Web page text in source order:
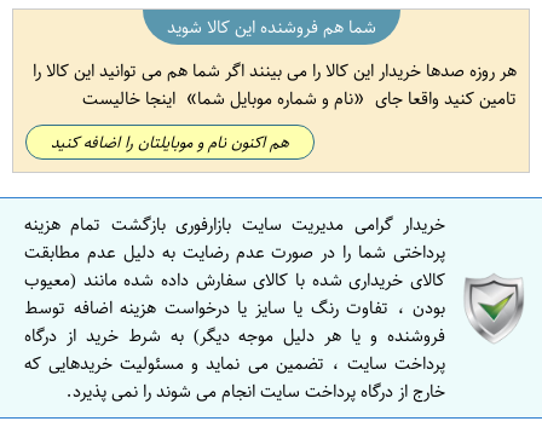
شما هم فروشنده این کالا شوید
هر روزه صدها خریدار این کالا را می بینند اگر شما هم می توانید این کالا را
تامین کنید واقعا جای
نام و شماره موبایل شما اینجا خالیست
هم اکنون نام و موبایلتان را اضافه کنید
خریدار گرامی مدیریت سایت بازارفوری بازگشت تمام هزینه
پرداختی شما را در صورت عدم رضایت به دلیل عدم مطابقت
کالای خریداری شده با کالای سفارش داده شده مانند (معیوب
بودن ، تفاوت رنگ یا سایز یا درخواست هزینه اضافه توسط
فروشنده و یا هر دلیل موجه دیگر) به شرط خرید از درگاه
پرداخت سایت ، تضمین می نماید و مسئولیت خریدهایی که
خارج از درگاه پرداخت سایت انجام می شوند را نمی پذیرد.